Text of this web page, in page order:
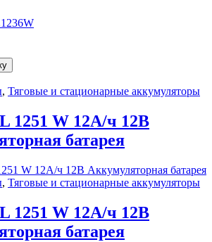
, Тяговые и стационарные аккумуляторы
1251 W 12А/ч 12В
батарея
, Тяговые и стационарные аккумуляторы
1251 W 12А/ч 12В
батарея